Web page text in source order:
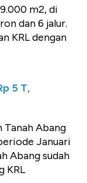
m2, di
dan 6 jalur.
KRL dengan
5 T,
Tanah Abang
Januari
Abang sudah
KRL